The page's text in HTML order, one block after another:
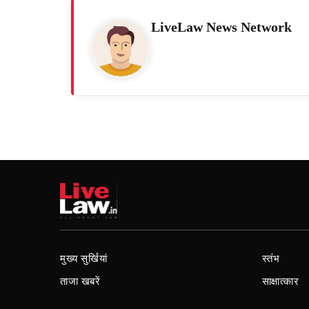
LiveLaw News Network
मुख्य सुर्खियां
ताजा खबरें
स्तंभ
साक्षात्कार